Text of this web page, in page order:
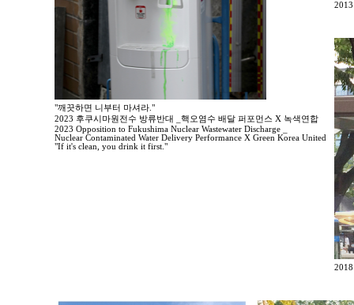
"깨끗하면 니부터 마셔라."
2023 후쿠시마원전수 방류반대 _핵오염수 배달 퍼포먼스 X 녹색연합
2023 Opposition to Fukushima Nuclear Wastewater Discharge _
Nuclear Contaminated Water Delivery Performance X Green Korea United
"If it's clean, you drink it first."